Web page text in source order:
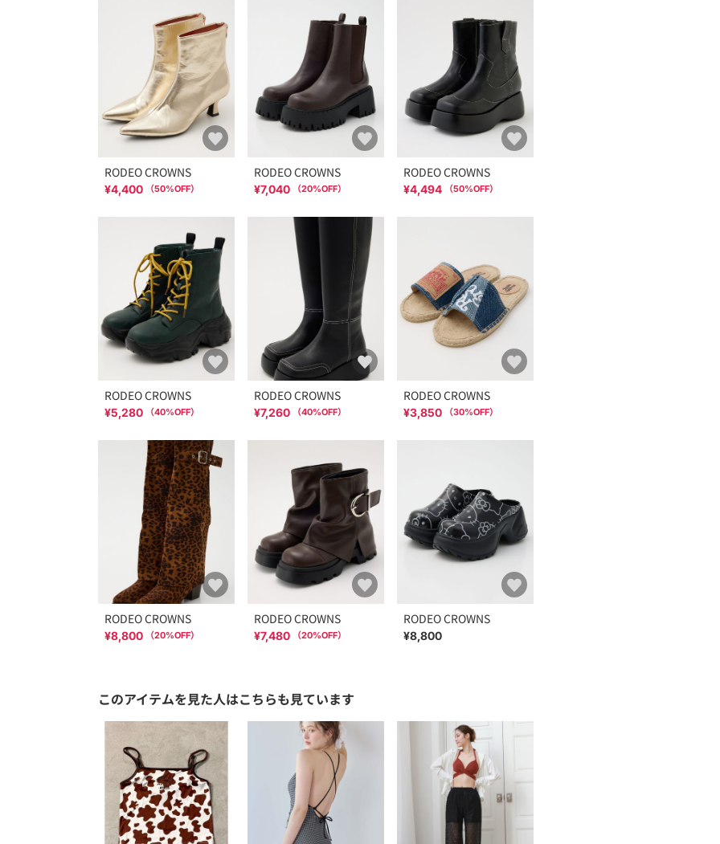
RODEO CROWNS
¥4,400 （50%OFF）
RODEO CROWNS
¥7,040 （20%OFF）
RODEO CROWNS
¥4,494 （50%OFF）
RODEO CROWNS
¥5,280 （40%OFF）
RODEO CROWNS
¥7,260 （40%OFF）
RODEO CROWNS
¥3,850 （30%OFF）
RODEO CROWNS
¥8,800 （20%OFF）
RODEO CROWNS
¥7,480 （20%OFF）
RODEO CROWNS
¥8,800